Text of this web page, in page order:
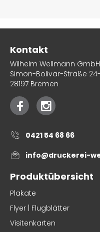
Kontakt
Wilhelm Wellmann GmbH
Simon-Bolivar-Straße
28197 Bremen
0421 54 68 66
info@druckerei-
Produktübersicht
Plakate
Flyer | Flugblätter
Visitenkarten